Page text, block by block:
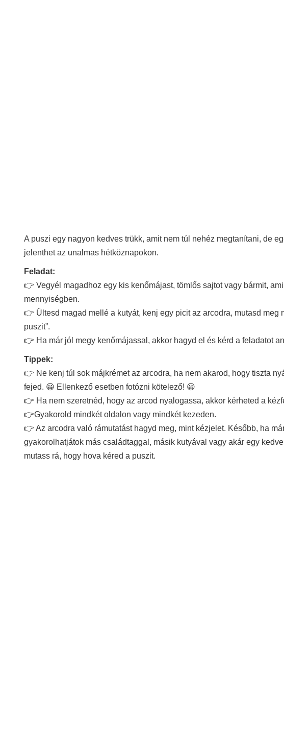
A puszi egy nagyon kedves trükk, amit nem túl nehéz megtanítani, de
jelenthet az unalmas hétköznapokon.
Feladat:
👉 Vegyél magadhoz egy kis kenőmájast, tömlős sajtot vagy bármit,
mennyiségben.
👉 Ültesd magad mellé a kutyát, kenj egy picit az arcodra, mutasd meg
puszit”.
👉 Ha már jól megy kenőmájassal, akkor hagyd el és kérd a feladatot
Tippek:
👉 Ne kenj túl sok májkrémet az arcodra, ha nem akarod, hogy tiszta
fejed. 😀 Ellenkező esetben fotózni kötelező! 😀
👉 Ha nem szeretnéd, hogy az arcod nyalogassa, akkor kérheted a
👉Gyakorold mindkét oldalon vagy mindkét kezeden.
👉 Az arcodra való rámutatást hagyd meg, mint kézjelet. Később, ha
gyakorolhatjátok más családtaggal, másik kutyával vagy akár egy
mutass rá, hogy hova kéred a puszit.